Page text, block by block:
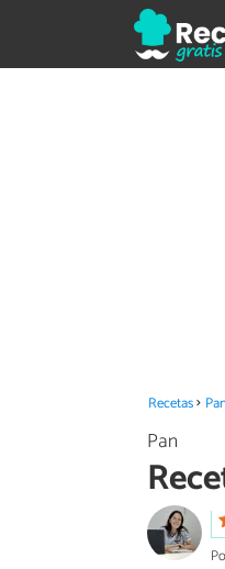
Recetas
Pan